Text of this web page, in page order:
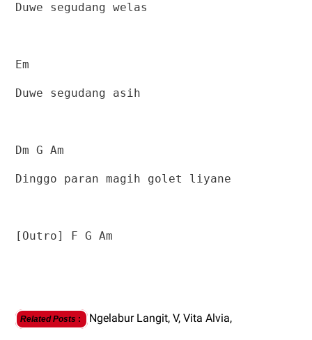
Duwe segudang welas
Em
Duwe segudang asih
Dm G Am
Dinggo paran magih golet liyane
[Outro] F G Am
Related Posts : Ngelabur Langit, V, Vita Alvia,